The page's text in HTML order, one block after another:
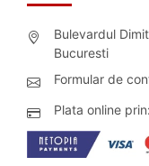
Bulevardul
Bucuresti
Formular de
Plata online